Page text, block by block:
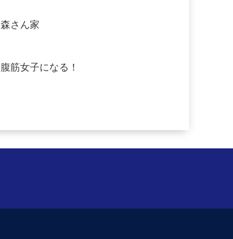
森さん家
腹筋女子になる！